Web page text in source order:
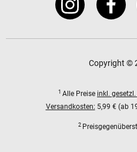
Copyright ©
1 Alle Preise inkl. gesetzl.
Versandkosten: 5,99 € (ab
2